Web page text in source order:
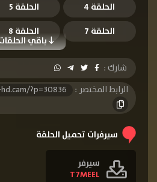
الحلقة 4
الحلقة 5
باقي
الحلقة 7 الحلقة 8
شارك :
الرابط المختصر :
?p=30836
سيرفرات تحميل الحلقة
سيرفر
T7MEEL